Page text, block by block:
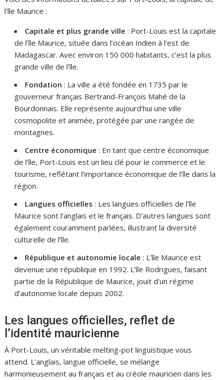
l’île Maurice :
Capitale et plus grande ville : Port-Louis est la capitale
de l’île Maurice, située dans l’océan Indien à l’est de
Madagascar. Avec environ 150 000 habitants, c’est la plus
grande ville de l’île.
Fondation : La ville a été fondée en 1735 par le
gouverneur français Bertrand-François Mahé de la
Bourdonnais. Elle représente aujourd’hui une ville
cosmopolite et animée, protégée par une rangée de
montagnes.
Centre économique : En tant que centre économique
de l’île, Port-Louis est un lieu clé pour le commerce et le
tourisme, reflétant l’importance économique de l’île dans la
région.
Langues officielles : Les langues officielles de l’île
Maurice sont l’anglais et le français. D’autres langues sont
également couramment parlées, illustrant la diversité
culturelle de l’île.
République et autonomie locale : L’île Maurice est
devenue une république en 1992. L’île Rodrigues, faisant
partie de la République de Maurice, jouit d’un régime
d’autonomie locale depuis 2002.
Les langues officielles, reflet de
l’identité mauricienne
À Port-Louis, un véritable melting-pot linguistique vous
attend. L’anglais, langue officielle, se mélange
harmonieusement au français et au créole mauricien dans les